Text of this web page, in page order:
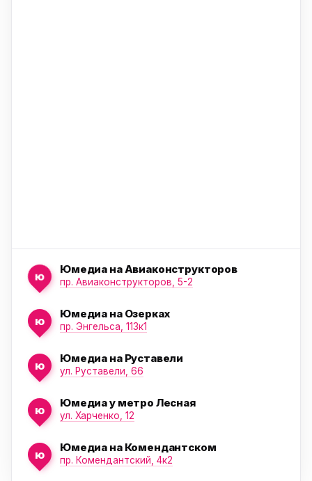
ю
Юмедиа на Авиаконструкторов
пр. Авиаконструкторов, 5-2
ю
Юмедиа на Озерках
пр. Энгельса, 113к1
ю
Юмедиа на Руставели
ул. Руставели, 66
ю
Юмедиа у метро Лесная
ул. Харченко, 12
ю
Юмедиа на Комендантском
пр. Комендантский, 4к2